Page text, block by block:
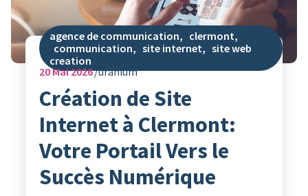
agence de communication, clermont,
communication, site internet, site web
creation
20Mai 2026 uranium
Création de Site
Internet à Clermont:
Votre Portail Vers le
Succès Numérique